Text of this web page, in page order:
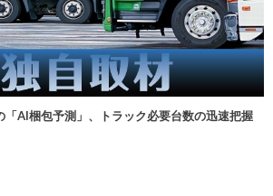
「AI梱包予測」、トラック必要台数の迅速把握